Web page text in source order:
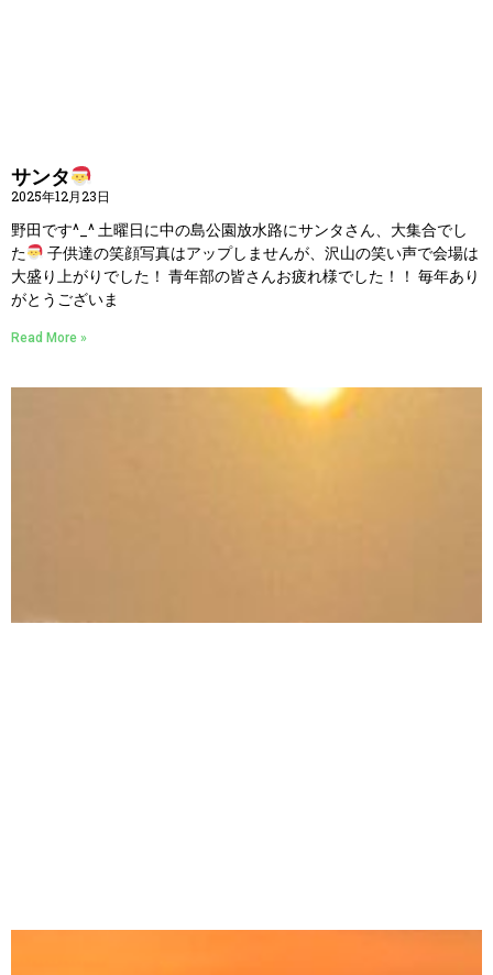
サンタ
2025年12月23日
野田です^_^ 土曜日に中の島公園放水路にサンタさん、大集合でし
た
子供達の笑顔写真はアップしませんが、沢山の笑い声で会場は
大盛り上がりでした！ 青年部の皆さんお疲れ様でした！！ 毎年あり
がとうございま
Read More »